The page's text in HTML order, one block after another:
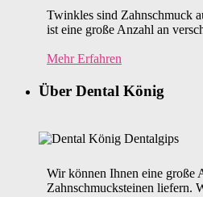
Twinkles sind Zahnschmuck
ist eine große Anzahl an
Mehr Erfahren
Über Dental König
Wir können Ihnen eine große
Zahnschmucksteinen liefern.